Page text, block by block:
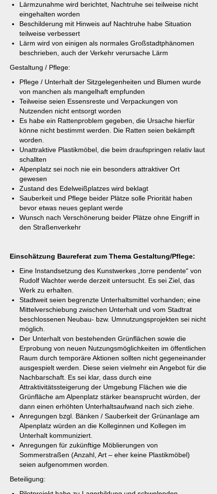
Lärmzunahme wird berichtet, Nachtruhe sei teilweise nicht
eingehalten worden
Beschilderung mit Hinweis auf Nachtruhe habe Situation
teilweise verbessert
Lärm wird von einigen als normales Großstadtphänomen
beschrieben, auch der Verkehr verursache Lärm
Gestaltung / Pflege:
Pflege / Unterhalt der Sitzgelegenheiten und Blumen wurde
von manchen als mangelhaft empfunden
Teilweise seien Essensreste und Verpackungen von
Nutzenden nicht entsorgt worden
Es habe ein Rattenproblem gegeben, die Ursache hierfür
könne nicht bestimmt werden. Die Ratten seien bekämpft
worden.
Unattraktive Plastikmöbel, die beim draufspringen relativ laut
schallten
Alpenplatz sei noch nie ein besonders attraktiver Ort
gewesen
Zustand des Edelweißplatzes wird beklagt
Sauberkeit und Pflege beider Plätze solle Priorität haben
bevor etwas neues geplant werde
Wunsch nach Verschönerung beider Plätze ohne Eingriff in
den Straßenverkehr
Einschätzung Baureferat zum Thema Gestaltung/Pflege:
Eine Instandsetzung des Kunstwerkes „torre pendente“ von
Rudolf Wachter werde derzeit untersucht. Es sei Ziel, das
Werk zu erhalten.
Stadtweit seien begrenzte Unterhaltsmittel vorhanden; eine
Mittelverschiebung zwischen Unterhalt und vom Stadtrat
beschlossenen Neubau- bzw. Umnutzungsprojekten sei nicht
möglich.
Der Unterhalt von bestehenden Grünflächen sowie die
Erprobung von neuen Nutzungsmöglichkeiten im öffentlichen
Raum durch temporäre Aktionen sollten nicht gegeneinander
ausgespielt werden. Diese seien vielmehr ein Angebot für die
Nachbarschaft. Es sei klar, dass durch eine
Attraktivitätssteigerung der Umgebung Flächen wie die
Grünfläche am Alpenplatz stärker beansprucht würden, der
dann einen erhöhten Unterhaltsaufwand nach sich ziehe.
Anregungen bzgl. Bänken / Sauberkeit der Grünanlage am
Alpenplatz würden an die Kolleginnen und Kollegen im
Unterhalt kommuniziert.
Anregungen für zukünftige Möblierungen von
Sommerstraßen (Anzahl, Art – eher keine Plastikmöbel)
seien aufgenommen worden.
Beteiligung: